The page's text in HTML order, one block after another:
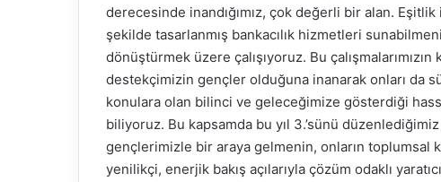
derecesinde inandığımız, çok değerli bir alan.
şekilde tasarlanmış bankacılık hizmetleri
dönüştürmek üzere çalışıyoruz. Bu
destekçimizin gençler olduğuna inanarak onları da
konulara olan bilinci ve geleceğimize gösterdiği
biliyoruz. Bu kapsamda bu yıl 3.’sünü
gençlerimizle bir araya gelmenin, onların toplumsal
yenilikçi, enerjik bakış açılarıyla çözüm odaklı